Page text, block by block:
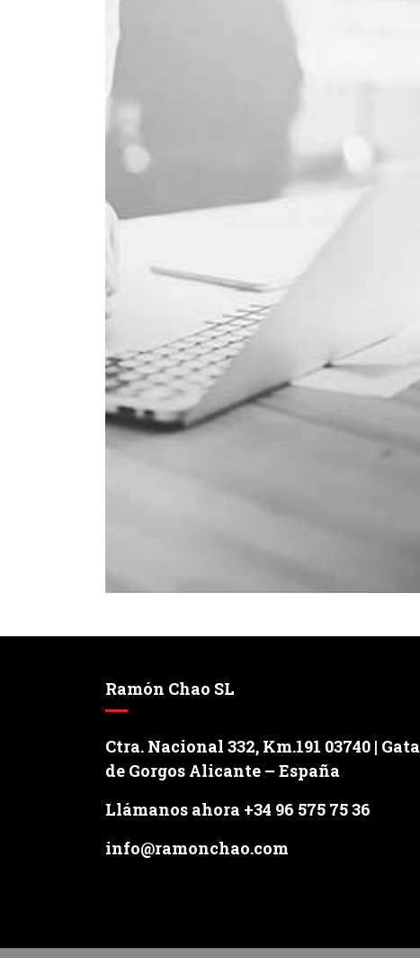
Ramón Chao SL
Ctra. Nacional 332, Km.191 03740 | Gata
de Gorgos Alicante – España
Llámanos ahora +34 96 575 75 36
info@ramonchao.com